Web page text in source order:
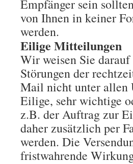
Empfänger sein
von Ihnen in keiner
werden.
Eilige Mitteilungen
Wir weisen Sie
Störungen der
Mail nicht unter allen
Eilige, sehr wichtige
z.B. der Auftrag zur
daher zusätzlich per
werden. Die
fristwahrende